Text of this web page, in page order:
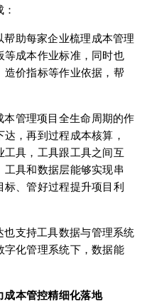
助每家企业梳理成本管理
成本作业标准，同时也
价指标等作业依据，帮
管理项目全生命周期的作
，再到过程成本核算，
具，工具跟工具之间互
具和数据层能够实现串
、管好过程提升项目利
支持工具数据与管理系统
化管理系统下，数据能
成本管控精细化落地